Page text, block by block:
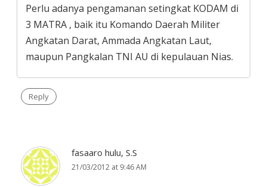
Perlu adanya pengamanan setingkat KODAM di
3 MATRA , baik itu Komando Daerah Militer
Angkatan Darat, Ammada Angkatan Laut,
maupun Pangkalan TNI AU di kepulauan Nias.
Reply
fasaaro hulu, S.S
21/03/2012 at 9:46 AM